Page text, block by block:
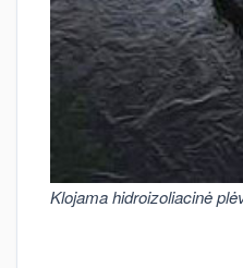
Klojama hidroizoliacinė